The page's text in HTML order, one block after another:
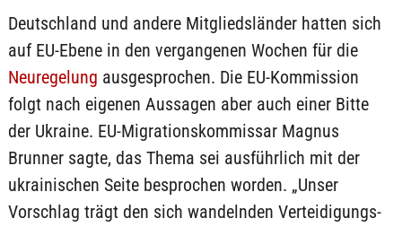
Deutschland und andere Mitgliedsländer hatten sich
auf EU-Ebene in den vergangenen Wochen für die
Neuregelung ausgesprochen. Die EU-Kommission
folgt nach eigenen Aussagen aber auch einer Bitte
der Ukraine. EU-Migrationskommissar Magnus
Brunner sagte, das Thema sei ausführlich mit der
ukrainischen Seite besprochen worden. „Unser
Vorschlag trägt den sich wandelnden Verteidigungs-